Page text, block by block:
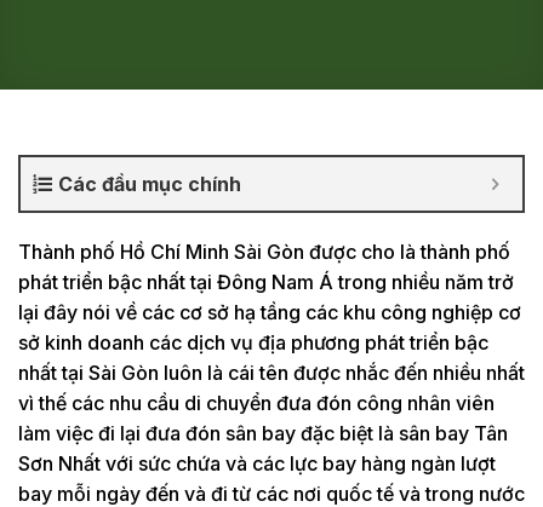
Các đầu mục chính
Thành phố Hồ Chí Minh Sài Gòn được cho là thành phố
phát triển bậc nhất tại Đông Nam Á trong nhiều năm trở
lại đây nói về các cơ sở hạ tầng các khu công nghiệp cơ
sở kinh doanh các dịch vụ địa phương phát triển bậc
nhất tại Sài Gòn luôn là cái tên được nhắc đến nhiều nhất
vì thế các nhu cầu di chuyển đưa đón công nhân viên
làm việc đi lại đưa đón sân bay đặc biệt là sân bay Tân
Sơn Nhất với sức chứa và các lực bay hàng ngàn lượt
bay mỗi ngày đến và đi từ các nơi quốc tế và trong nước